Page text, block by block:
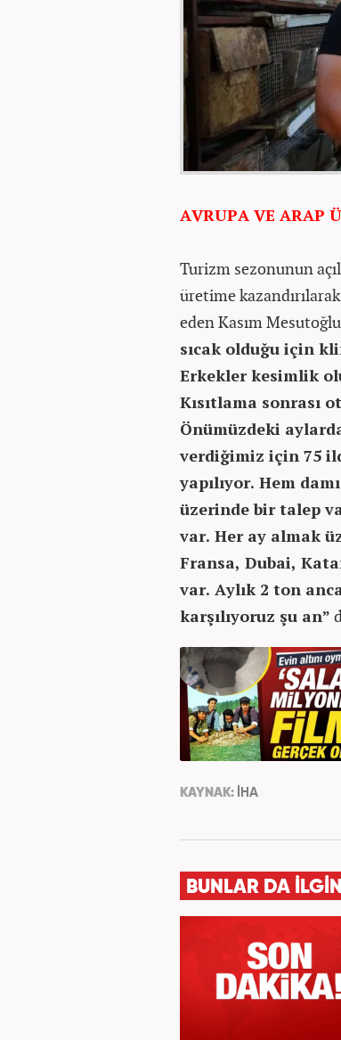
AVRUPA VE ARAP
Turizm sezonunun
üretime
eden Kasım
sıcak olduğu için
Erkekler kesimlik
Kısıtlama sonrası
Önümüzdeki
verdiğimiz için 75
yapılıyor. Hem
üzerinde bir talep
var. Her ay almak
Fransa, Dubai,
var. Aylık 2 ton
karşılıyoruz şu an”
KAYNAK: İHA
BUNLAR DA